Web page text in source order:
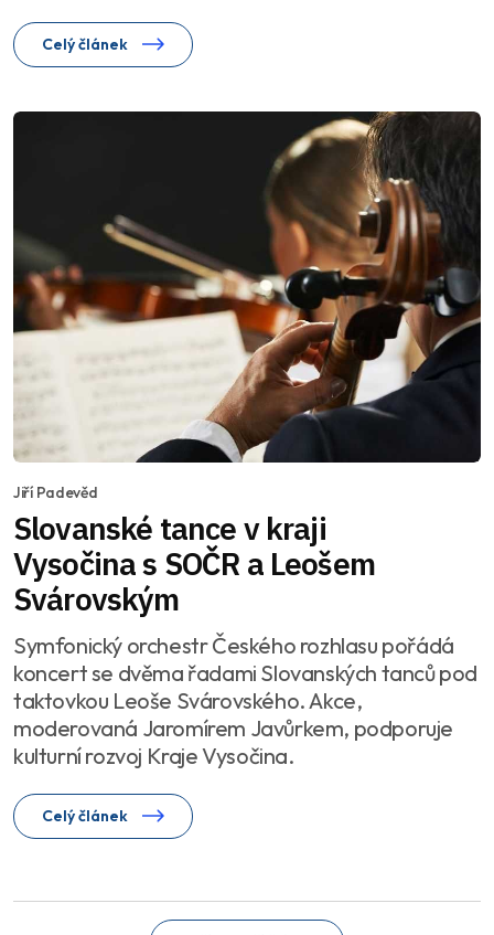
Celý článek
Jiří Padevěd
Slovanské tance v kraji
Vysočina s SOČR a Leošem
Svárovským
Symfonický orchestr Českého rozhlasu pořádá
koncert se dvěma řadami Slovanských tanců pod
taktovkou Leoše Svárovského. Akce,
moderovaná Jaromírem Javůrkem, podporuje
kulturní rozvoj Kraje Vysočina.
Celý článek